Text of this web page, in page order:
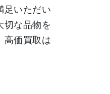
足いただい
切な品物を
高価買取は